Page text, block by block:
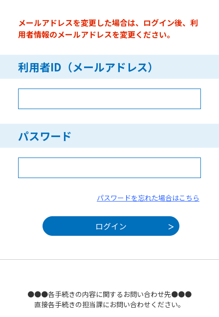
メールアドレスを変更した場合は、ログイン後、利
用者情報のメールアドレスを変更ください。
利用者ID（メールアドレス）
パスワード
パスワードを忘れた場合はこちら
●●●各手続きの内容に関するお問い合わせ先●●●
直接各手続きの担当課にお問い合わせください。